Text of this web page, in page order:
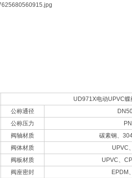
UD971X电动UPVC蝶
公称通径
公称压力
阀轴材质
碳素钢、
阀体材质
UPVC
阀板材质
UPVC、
阀座密封
EPDM